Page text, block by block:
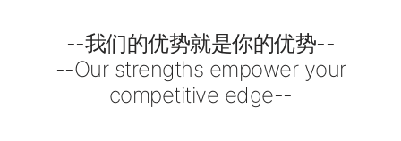
--我们的优势就是你的优势--
--Our strengths empower your
competitive edge--